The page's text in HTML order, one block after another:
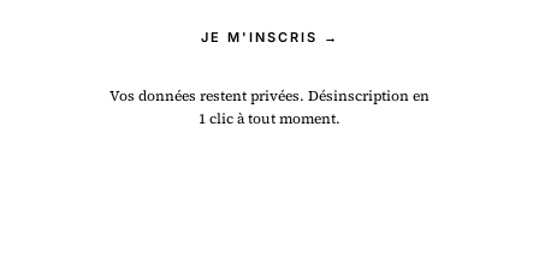
JE M'INSCRIS →
Vos données restent privées. Désinscription en
1 clic à tout moment.